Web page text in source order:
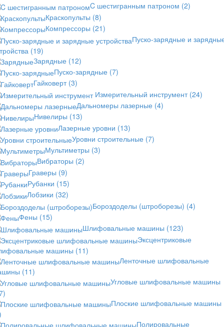
C шестигранным патроном (2)
Краскопульты (8)
Компрессоры (21)
Пуско-зарядные и
(19)
Зарядные (12)
Пуско-зарядные (7)
Гайковерт (3)
Измерительный инструмент (24)
Дальномеры лазерные (4)
Нивелиры (13)
Лазерные уровни (13)
Уровни строительные (7)
Мультиметры (3)
Вибраторы (2)
Граверы (9)
Рубанки (15)
Лобзики (32)
Бороздоделы (штроборезы) (4)
Фены (15)
Шлифовальные машины (123)
Эксцентриковые
машины (11)
Ленточные шлифовальные
(11)
Угловые шлифовальные машины
Плоские шлифовальные машины
Полировальные